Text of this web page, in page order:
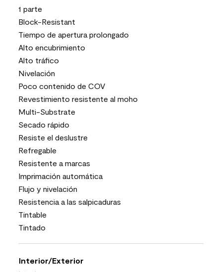
1 parte
Block-Resistant
Tiempo de apertura prolongado
Alto encubrimiento
Alto tráfico
Nivelación
Poco contenido de COV
Revestimiento resistente al moho
Multi-Substrate
Secado rápido
Resiste el deslustre
Refregable
Resistente a marcas
Imprimación automática
Flujo y nivelación
Resistencia a las salpicaduras
Tintable
Tintado
Interior/Exterior